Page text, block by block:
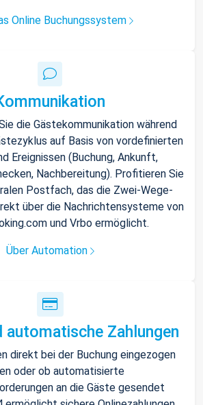
Online Buchungssystem
die Gästekommunikation während
auf Basis von vordefinierten
Ereignissen (Buchung, Ankunft,
Nachbereitung). Profitieren Sie
Postfach, das die Zwei-Wege-
über die Nachrichtensysteme von
und Vrbo ermöglicht.
Über Automation
automatische Zahlungen
direkt bei der Buchung eingezogen
oder ob automatisierte
an die Gäste gesendet